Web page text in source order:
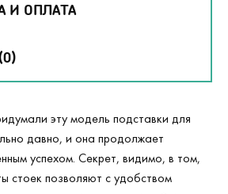
И ОПЛАТА
эту модель подставки для
давно, и она продолжает
успехом. Секрет, видимо, в том,
стоек позволяют с удобством